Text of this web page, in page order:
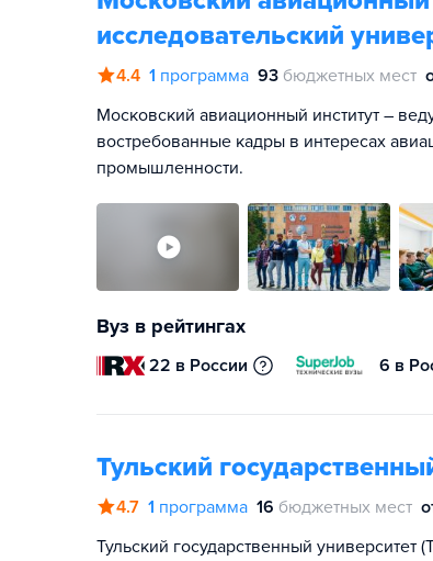
исследовательский
4.4 1 программа 93 бюджетных мест
Московский авиационный институт –
востребованные кадры в интересах
промышленности.
Вуз в рейтингах
22 в России 6 в
Тульский
4.7 1 программа 16 бюджетных мест
Тульский государственный